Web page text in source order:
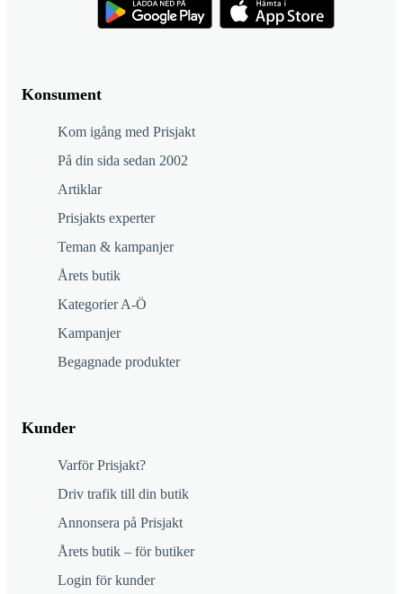
Konsument
Kom igång med Prisjakt
På din sida sedan 2002
Artiklar
Prisjakts experter
Teman & kampanjer
Årets butik
Kategorier A-Ö
Kampanjer
Begagnade produkter
Kunder
Varför Prisjakt?
Driv trafik till din butik
Annonsera på Prisjakt
Årets butik – för butiker
Login för kunder